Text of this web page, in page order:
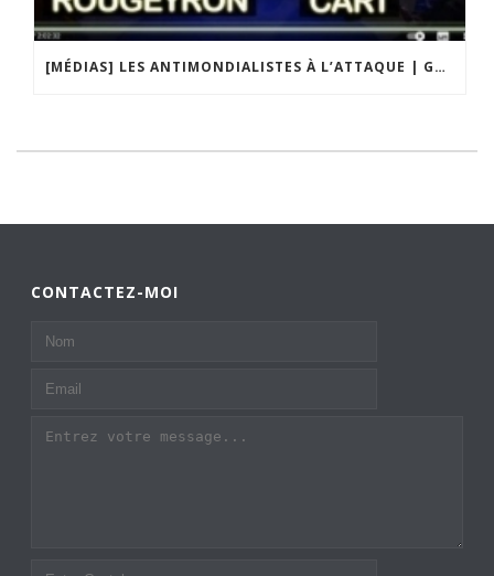
[MÉDIAS] LES ANTIMONDIALISTES À L’ATTAQUE | GRAND DÉBAT DE BRISTO LIBERTÉS
CONTACTEZ-MOI